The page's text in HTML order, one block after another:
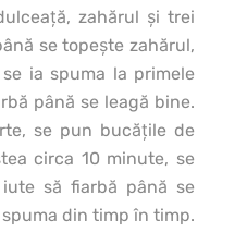
zahărul şi trei
se topeşte zahărul,
ia spuma la primele
până se leagă bine.
se pun bucăţile de
circa 10 minute, se
să fiarbă până se
din timp în timp.